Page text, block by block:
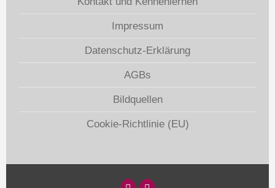
Impressum
Datenschutz-Erklärung
AGBs
Bildquellen
Cookie-Richtlinie (EU)